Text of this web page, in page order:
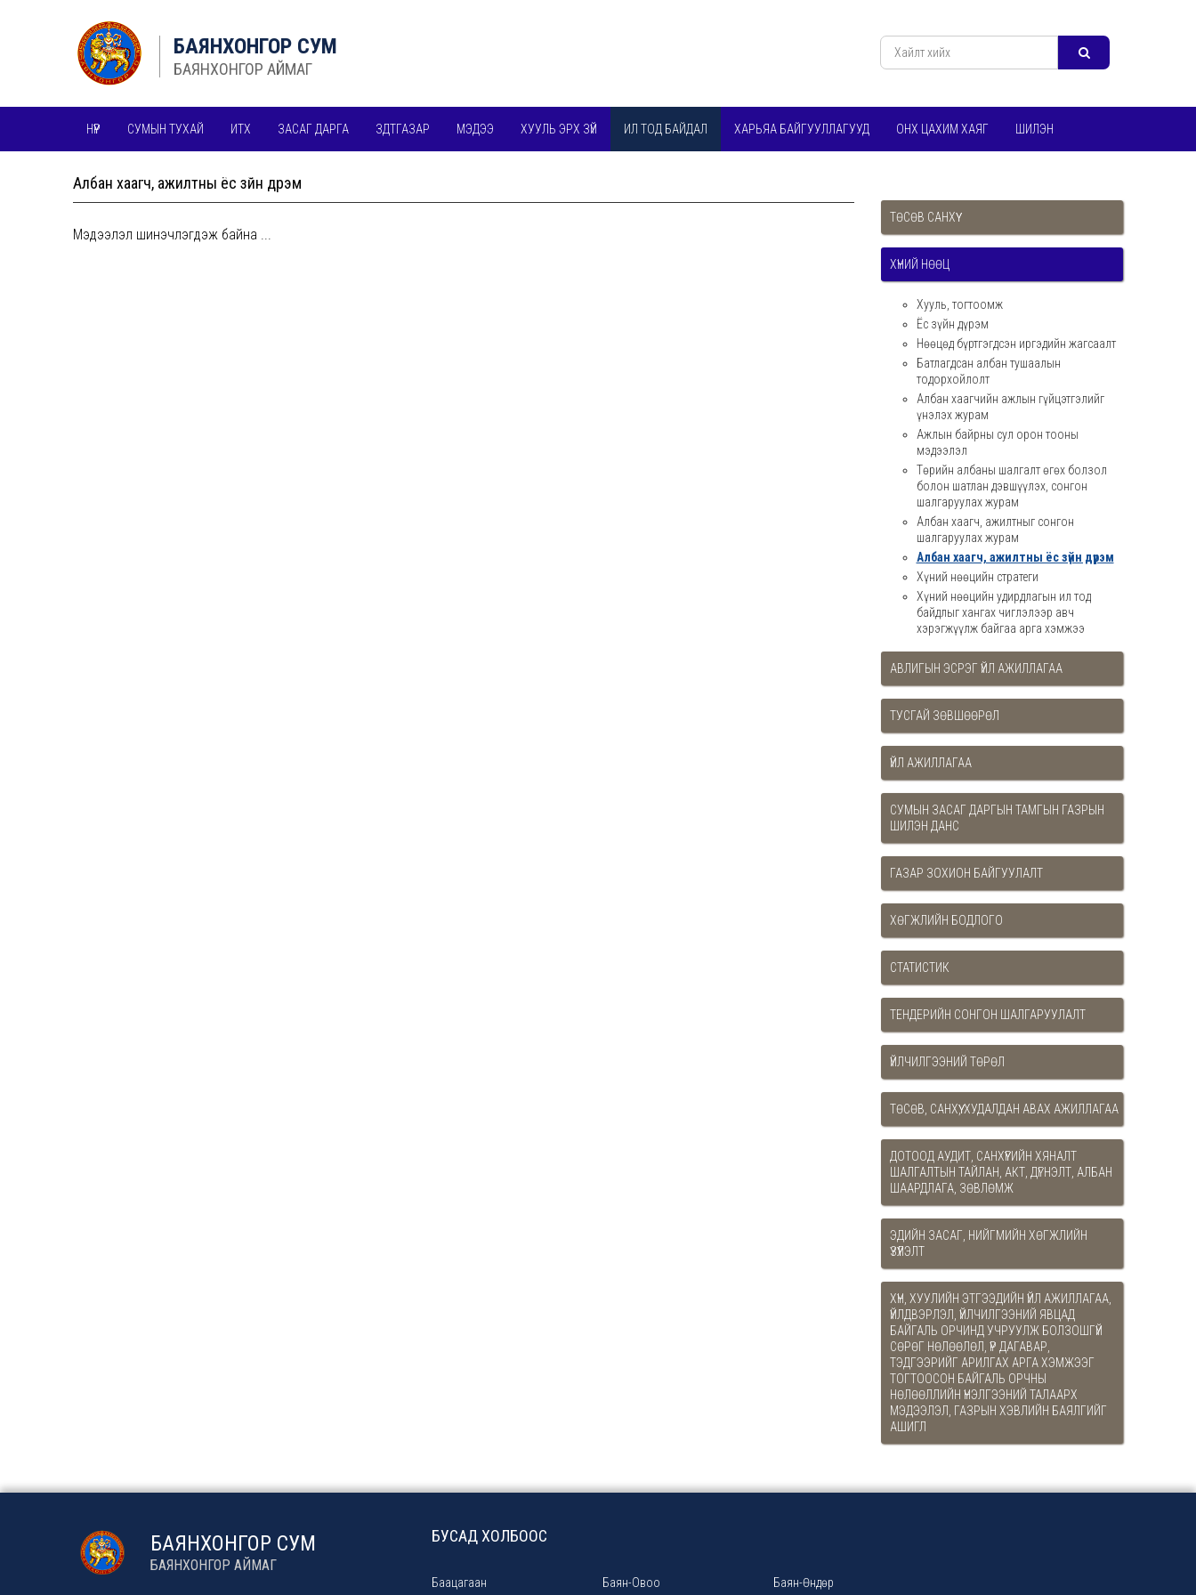
БАЯНХОНГОР СУМ
БАЯНХОНГОР АЙМАГ
НҮҮР СУМЫН ТУХАЙ ИТХ ЗАСАГ ДАРГА ЗДТГАЗАР МЭДЭЭ ХУУЛЬ ЭРХ ЗҮЙ ИЛ ТОД БАЙДАЛ ХАРЬЯА БАЙГУУЛЛАГУУД ОНХ ЦАХИМ ХАЯГ ШИЛЭН
БУСАД МЭДЭЭЛЛИЙН ИЛ ТОД, НЭЭЛТТЭЙ БАЙДАЛ
Албан хаагч, ажилтны ёс зүйн дүрэм
Мэдээлэл шинэчлэгдэж байна ...
ТӨСӨВ САНХҮҮ
ХҮНИЙ НӨӨЦ
Хууль, тогтоомж
Ёс зүйн дүрэм
Нөөцөд бүртгэгдсэн иргэдийн жагсаалт
Батлагдсан албан тушаалын
тодорхойлолт
Албан хаагчийн ажлын гүйцэтгэлийг
үнэлэх журам
Ажлын байрны сул орон тооны
мэдээлэл
Төрийн албаны шалгалт өгөх болзол
болон шатлан дэвшүүлэх, сонгон
шалгаруулах журам
Албан хаагч, ажилтныг сонгон
шалгаруулах журам
Албан хаагч, ажилтны ёс зүйн дүрэм
Хүний нөөцийн стратеги
Хүний нөөцийн удирдлагын ил тод
байдлыг хангах чиглэлээр авч
хэрэгжүүлж байгаа арга хэмжээ
АВЛИГЫН ЭСРЭГ ҮЙЛ АЖИЛЛАГАА
ТУСГАЙ ЗӨВШӨӨРӨЛ
ҮЙЛ АЖИЛЛАГАА
СУМЫН ЗАСАГ ДАРГЫН ТАМГЫН ГАЗРЫН
ШИЛЭН ДАНС
ГАЗАР ЗОХИОН БАЙГУУЛАЛТ
ХӨГЖЛИЙН БОДЛОГО
СТАТИСТИК
ТЕНДЕРИЙН СОНГОН ШАЛГАРУУЛАЛТ
ҮЙЛЧИЛГЭЭНИЙ ТӨРӨЛ
ТӨСӨВ, САНХҮҮ, ХУДАЛДАН АВАХ АЖИЛЛАГАА
ДОТООД АУДИТ, САНХҮҮГИЙН ХЯНАЛТ
ШАЛГАЛТЫН ТАЙЛАН, АКТ, ДҮГНЭЛТ, АЛБАН
ШААРДЛАГА, ЗӨВЛӨМЖ
ЭДИЙН ЗАСАГ, НИЙГМИЙН ХӨГЖЛИЙН
ҮЗҮҮЛЭЛТ
XҮН, ХУУЛИЙН ЭТГЭЭДИЙН ҮЙЛ АЖИЛЛАГАА,
ҮЙЛДВЭРЛЭЛ, ҮЙЛЧИЛГЭЭНИЙ ЯВЦАД
БАЙГАЛЬ ОРЧИНД УЧРУУЛЖ БОЛЗОШГҮЙ
СӨРӨГ НӨЛӨӨЛӨЛ, ҮР ДАГАВАР,
ТЭДГЭЭРИЙГ АРИЛГАХ АРГА ХЭМЖЭЭГ
ТОГТООСОН БАЙГАЛЬ ОРЧНЫ
НӨЛӨӨЛЛИЙН ҮНЭЛГЭЭНИЙ ТАЛААРХ
МЭДЭЭЛЭЛ, ГАЗРЫН ХЭВЛИЙН БАЯЛГИЙГ
АШИГЛ
БАЯНХОНГОР СУМ
БАЯНХОНГОР АЙМАГ
БУСАД ХОЛБООС
Баацагаан Баян-Овоо Баян-Өндөр